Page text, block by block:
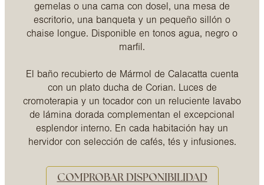
gemelas o una cama con dosel, una mesa de
escritorio, una banqueta y un pequeño sillón o
chaise longue. Disponible en tonos agua, negro o
marfil.
El baño recubierto de Mármol de Calacatta cuenta
con un plato ducha de Corian. Luces de
cromoterapia y un tocador con un reluciente lavabo
de lámina dorada complementan el excepcional
esplendor interno. En cada habitación hay un
hervidor con selección de cafés, tés y infusiones.
COMPROBAR DISPONIBILIDAD